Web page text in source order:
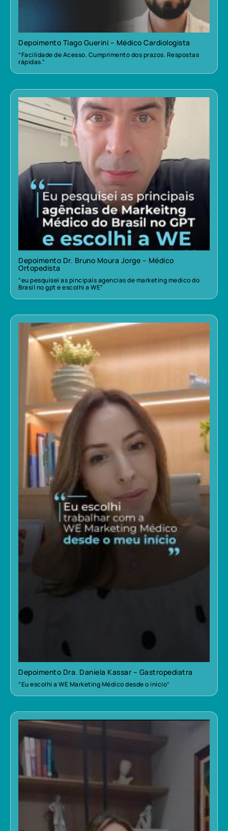
Depoimento Tiago Guerini – Médico Cardiologista
“Facilidade de Acesso. Cumprimento dos prazos. Respostas
rápidas.”
Depoimento Dr. Bruno Moura Jorge – Médico
Ortopedista
“eu pesquisei as pincipais agencias de marketing medico do
Brasil no gpt e escolhi a WE”
Depoimento Dra. Daniela Kassar – Gastropediatra
“Eu escolhi a WE Marketing Médico desde o início”